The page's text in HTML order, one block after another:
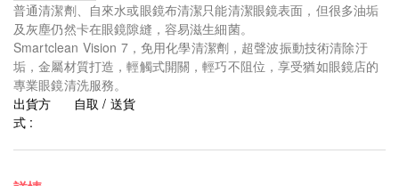
普通清潔劑、自來水或眼鏡布清潔只能清潔眼鏡表面，但很多油垢
及灰塵仍然卡在眼鏡隙縫，容易滋生細菌。
Smartclean Vision 7，免用化學清潔劑，超聲波振動技術清除汙
垢，金屬材質打造，輕觸式開關，輕巧不阻位，享受猶如眼鏡店的
專業眼鏡清洗服務。
出貨方
式 :
自取 / 送貨